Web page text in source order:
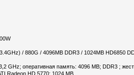
/ 880G / 4096MB DDR3 / 1024MB HD6850
GHz; оперативная память: 4096 MB; DDR3 ;
Radeon HD 5770; 1024 MB